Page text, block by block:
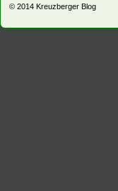
© 2014 Kreuzberger Blog